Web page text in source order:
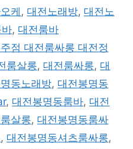
케 , 대전노래방, 대전노
, 대전룸바
점 대전룸싸롱 대전정
룸살롱, 대전룸싸롱, 대
동노래방, 대전봉명동
, 대전봉명동룸바, 대전
살롱, 대전봉명동룸싸
, 대전봉명동셔츠룸싸롱,